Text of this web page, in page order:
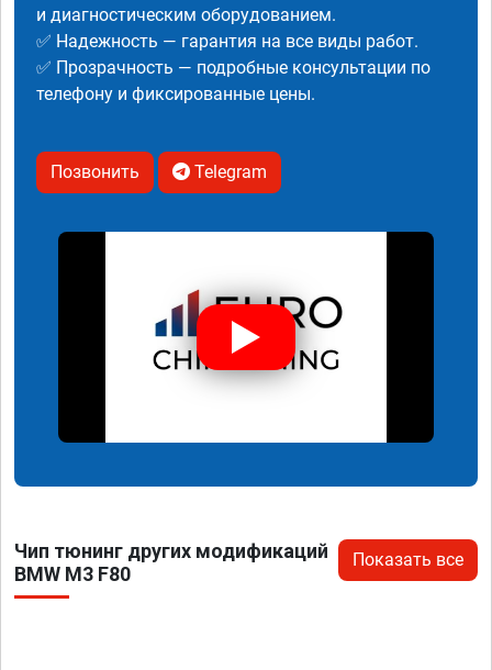
и диагностическим оборудованием.
✅ Надежность — гарантия на все виды работ.
✅ Прозрачность — подробные консультации по
телефону и фиксированные цены.
Позвонить Telegram
Чип тюнинг других модификаций
BMW M3 F80
Показать все